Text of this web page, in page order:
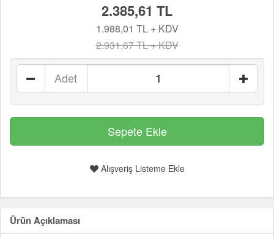
2.385,61 TL
1.988,01 TL + KDV
2.931,67 TL + KDV
Adet
Alışveriş Listeme Ekle
Ürün Açıklaması